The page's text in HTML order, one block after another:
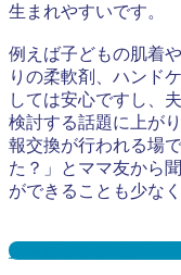
生まれやすいです。
例えば子どもの肌着
りの柔軟剤、ハンド
しては安心ですし、
検討する話題に上が
報交換が行われる場
た？」とママ友から
ができることも少な
保育園サンプリング